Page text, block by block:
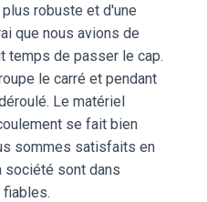
robuste et d'une
que nous avions de
temps de passer le cap.
le carré et pendant
Le matériel
se fait bien
sommes satisfaits en
société sont dans